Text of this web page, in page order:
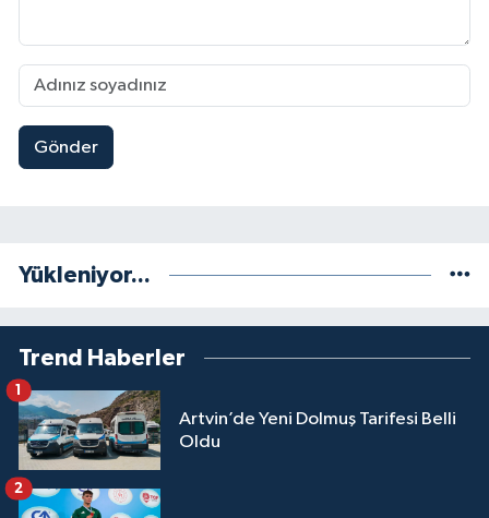
Gönder
Yükleniyor...
Trend Haberler
Artvin’de Yeni Dolmuş Tarifesi Belli
Oldu
1
2